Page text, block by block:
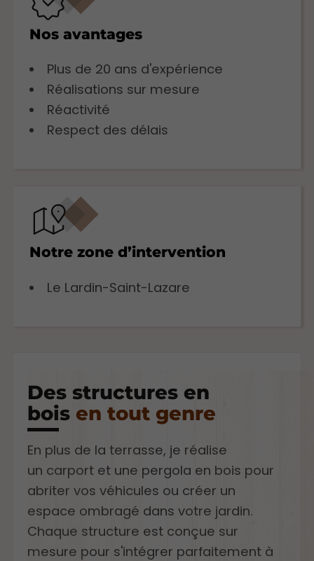
Nos avantages
Plus de 20 ans d'expérience
Réalisations sur mesure
Réactivité
Respect des délais
Notre zone d’intervention
Le Lardin-Saint-Lazare
Des structures en
bois en tout genre
En plus de la terrasse, je réalise
un carport et une pergola en bois pour
abriter vos véhicules ou créer un
espace ombragé dans votre jardin.
Chaque structure est conçue sur
mesure pour s'intégrer parfaitement à